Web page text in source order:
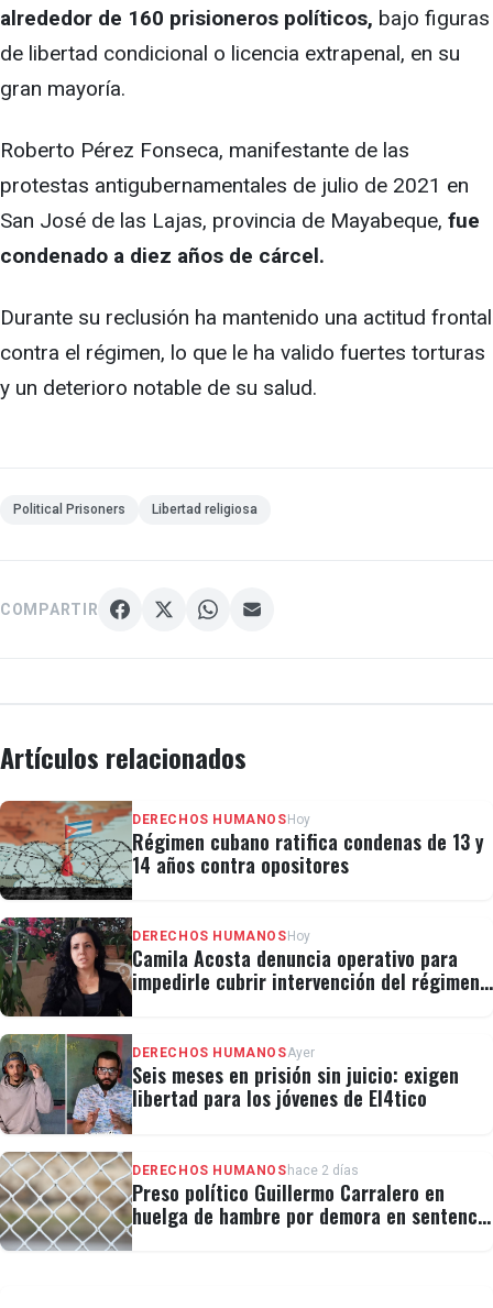
alrededor de 160 prisioneros políticos, bajo figuras
de libertad condicional o licencia extrapenal, en su
gran mayoría.
Roberto Pérez Fonseca, manifestante de las
protestas antigubernamentales de julio de 2021 en
San José de las Lajas, provincia de Mayabeque, fue
condenado a diez años de cárcel.
Durante su reclusión ha mantenido una actitud frontal
contra el régimen, lo que le ha valido fuertes torturas
y un deterioro notable de su salud.
Political Prisoners Libertad religiosa
COMPARTIR
Artículos relacionados
DERECHOS HUMANOS Hoy
Régimen cubano ratifica condenas de 13 y
14 años contra opositores
DERECHOS HUMANOS Hoy
Camila Acosta denuncia operativo para
impedirle cubrir intervención del régimen
DERECHOS HUMANOSAyer
Seis meses en prisión sin juicio: exigen
libertad para los jóvenes de El4tico
DERECHOS HUMANOS hace 2 días
Preso político Guillermo Carralero en
huelga de hambre por demora en sentencia